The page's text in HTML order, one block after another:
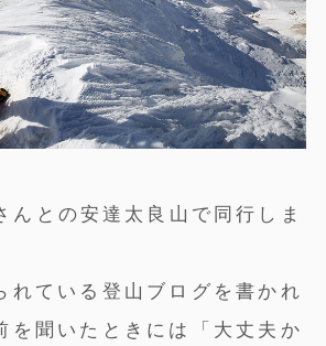
んとの安達太良山で同行しま
れている登山ブログを書かれ
を聞いたときには「大丈夫か